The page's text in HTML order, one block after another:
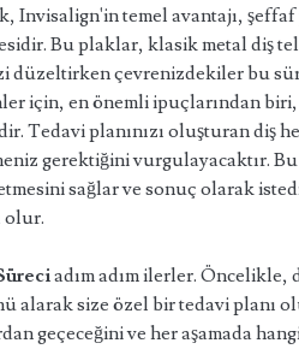
Invisalign'in temel avantajı,
Bu plaklar, klasik metal diş
düzeltirken çevrenizdekiler bu
için, en önemli ipuçlarından
Tedavi planınızı oluşturan diş
gerektiğini vurgulayacaktır.
sağlar ve sonuç olarak
olur.
adım adım ilerler.
alarak size özel bir tedavi planı
geçeceğini ve her aşamada